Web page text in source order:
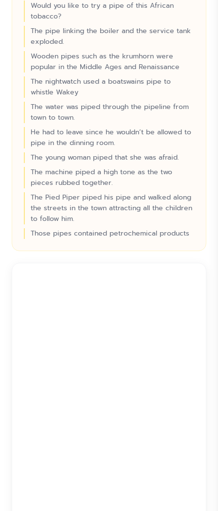
Would you like to try a pipe of this African
tobacco?
The pipe linking the boiler and the service tank
exploded.
Wooden pipes such as the krumhorn were
popular in the Middle Ages and Renaissance
The nightwatch used a boatswains pipe to
whistle Wakey
The water was piped through the pipeline from
town to town.
He had to leave since he wouldn’t be allowed to
pipe in the dinning room.
The young woman piped that she was afraid.
The machine piped a high tone as the two
pieces rubbed together.
The Pied Piper piped his pipe and walked along
the streets in the town attracting all the children
to follow him.
Those pipes contained petrochemical products